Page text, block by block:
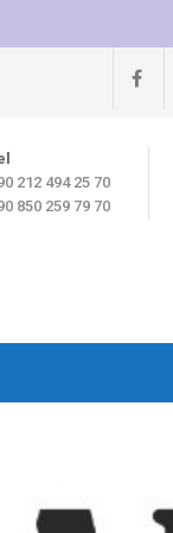
212 494 25 70
850 259 79 70